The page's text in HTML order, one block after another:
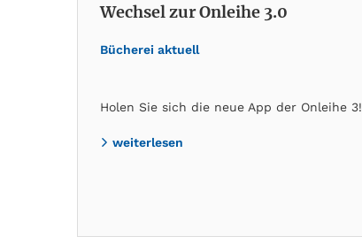
Wechsel zur Onleihe 3.0
Bücherei aktuell
Holen Sie sich die neue App der Onleihe 3!
weiterlesen